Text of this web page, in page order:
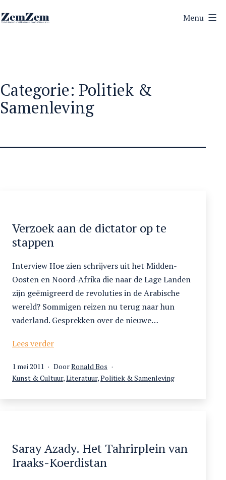
naar
Menu
Categorie: Politiek &
Samenleving
Verzoek aan de dictator op te
stappen
Interview Hoe zien schrijvers uit het Midden-
Oosten en Noord-Afrika die naar de Lage Landen
zijn geëmigreerd de revoluties in de Arabische
wereld? Sommigen reizen nu terug naar hun
vaderland. Gesprekken over de nieuwe…
Lees verderVerzoek
de
dictator
Gepubliceerd
op
1 mei 2011 DoorRonald Bos
Gecategoriseerd
Kunst & Cultuur,Literatuur,Politiek & Samenleving
Saray Azady. Het Tahrirplein van
Iraaks-Koerdistan